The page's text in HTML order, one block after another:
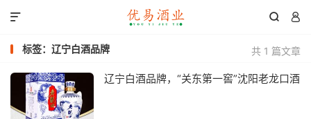
 

共 1 篇文章
标签：辽宁白酒品牌
辽宁白酒品牌，“关东第一窖”沈阳老龙口酒